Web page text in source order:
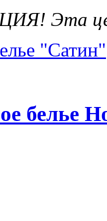
Эта
"Сатин"
белье